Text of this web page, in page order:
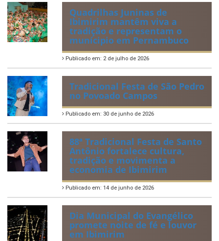
Quadrilhas Juninas de
Ibimirim mantêm viva a
tradição e representam o
munícipio em Pernambuco
Publicado em: 2 de julho de 2026
Tradicional Festa de São Pedro
no Povoado Campos
Publicado em: 30 de junho de 2026
88ª Tradicional Festa de Santo
Antônio fortalece cultura,
tradição e movimenta a
economia de Ibimirim
Publicado em: 14 de junho de 2026
Dia Municipal do Evangélico
promete noite de fé e louvor
em Ibimirim